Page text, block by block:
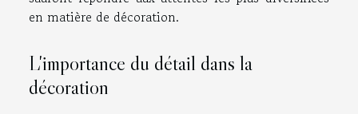
en matière de décoration.
L'importance du détail dans la
décoration